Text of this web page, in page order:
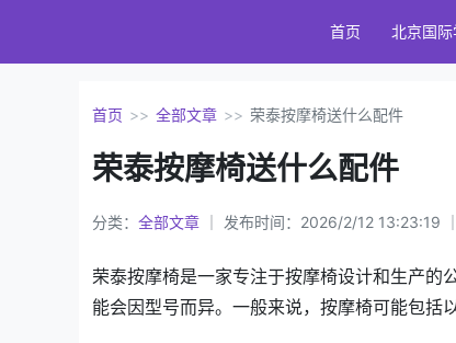
首页 北京国
首页 >> 全部文章 >> 荣泰按摩椅送什么配件
荣泰按摩椅送什么配件
分类： 全部文章 ｜ 发布时间：2026/2/12 13:23:19
荣泰按摩椅是一家专注于按摩椅设计和生产的
能会因型号而异。一般来说，按摩椅可能包括